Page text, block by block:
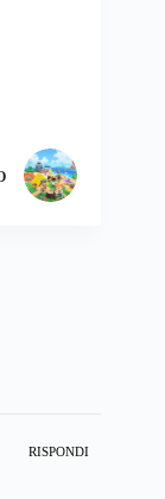
RISPONDI